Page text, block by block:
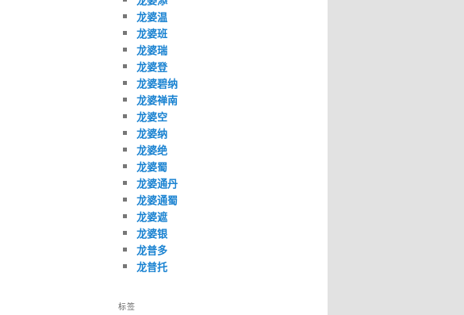
龙婆温
龙婆班
龙婆瑞
龙婆登
龙婆碧纳
龙婆禅南
龙婆空
龙婆纳
龙婆绝
龙婆蜀
龙婆通丹
龙婆通蜀
龙婆遮
龙婆银
龙普多
龙普托
标签